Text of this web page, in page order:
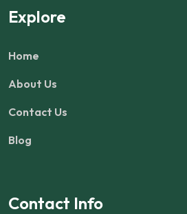
Explore
Home
About Us
Contact Us
Blog
Contact Info